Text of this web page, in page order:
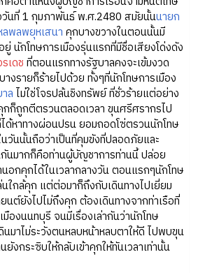
วันที่ 1 กุมภาพันธ์ พ.ศ.2480 สมัยนั้นนายก
พลพยุหเสนา คุกบางขวางในตอนนั้นมี
นักโทษการเมืองรุ่นแรกที่มีชื่อเสียงโด่งดัง
เดชที่ตอนแรกทางรัฐบาลคงจะเข้มงวด
งรายก็ร้ายไปด้วย ทั้งๆที่นักโทษการเมือง
ล ไม่ใช่โจรปล้นชิงทรัพย์ ที่ชั่วร้ายแต่อย่าง
ก็ถูกตีตรวนตลอดเวลา ขุนศรีศรากรไป
ด้หาทางผ่อนปรน ยอมถอดโซ่ตรวนนักโทษ
นวันนั้นถือว่าเป็นที่คุมขังที่ปลอดภัยและ
นมากก็คือท่านผู้บัญชาการท่านนี้ ปล่อย
อกคุกได้ในเวลากลางวัน ตอนแรกๆนักโทษ
ใกล้คุก แต่ต่อมาก็ถึงกับเดินทางไปเยี่ยม
นต์ยังไปไม่ถึงคุก ต้องเดินทางจากท่าเรือที่
มืองนนทบุรี จนมีเรื่องเล่ากันว่านักโทษ
นมาไม่ระวังตนหลบหน้าหลบตาให้ดี ไปพบขุน
งกระซิบให้กลับเข้าคุกให้ทันเวลาเท่านั้น